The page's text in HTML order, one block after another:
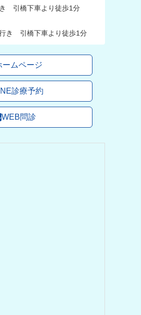
引橋下車より徒歩1分
き 引橋下車より徒歩1分
ームページ
診療予約
WEB問診